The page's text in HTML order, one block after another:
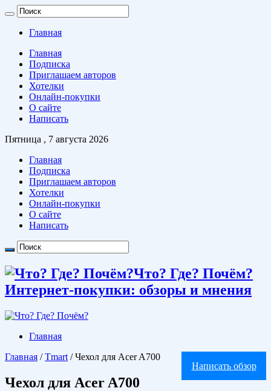
Главная
Главная
Подписка
Приглашаем авторов
Хотелки
Онлайн-покупки
О сайте
Написать
Пятница , 7 августа 2026
Главная
Подписка
Приглашаем авторов
Хотелки
Онлайн-покупки
О сайте
Написать
Что? Где? Почём?
Интернет-покупки: обзоры и мнения
Главная
Написать обзор
Главная / Tmart / Чехол для Acer A700
Чехол для Acer A700